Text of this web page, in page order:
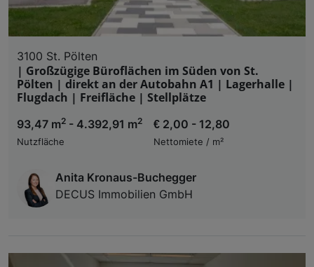
3100 St. Pölten
| Großzügige Büroflächen im Süden von St.
Pölten | direkt an der Autobahn A1 | Lagerhalle |
Flugdach | Freifläche | Stellplätze
93,47 m2 - 4.392,91 m2
Nutzfläche
€ 2,00 - 12,80
Nettomiete / m²
Anita Kronaus-Buchegger
DECUS Immobilien GmbH